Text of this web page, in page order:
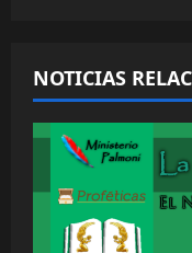
n
d
e
NOTICIAS